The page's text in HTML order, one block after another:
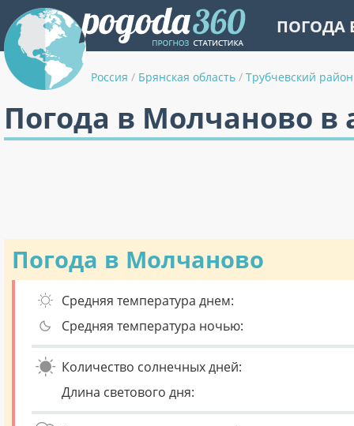
ПОГОДА
Россия / Брянская область / Трубчевский район
Погода в Молчаново в
Погода в Молчаново
Средняя температура днем:
Средняя температура ночью:
Количество солнечных дней:
Длина светового дня: